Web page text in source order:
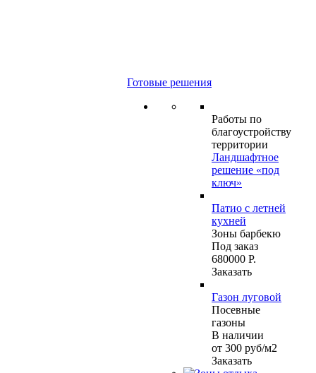
Готовые решения
Работы по
благоустройству
территории
Ландшафтное
решение «под
ключ»
Патио с летней
кухней
Зоны барбекю
Под заказ
680000 Р.
Заказать
Газон луговой
Посевные
газоны
В наличии
от 300 руб/м2
Заказать